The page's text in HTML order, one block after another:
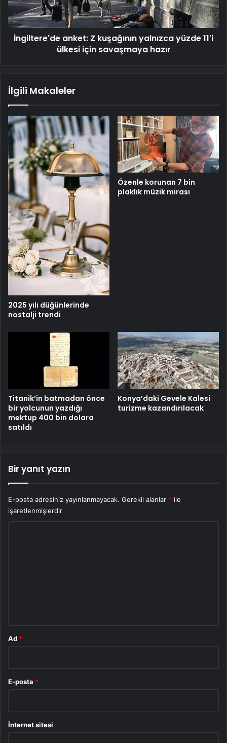
11'i
ülkesi
için
savaşmaya
İngiltere'de anket: Z kuşağının yalnızca yüzde 11'i
ülkesi için savaşmaya hazır
İlgili Makaleler
2025 yılı düğünlerinde
nostalji trendi
Özenle korunan 7 bin
plaklık müzik mirası
Titanik’in batmadan önce
bir yolcunun yazdığı
mektup 400 bin dolara
satıldı
Konya’daki Gevele Kalesi
turizme kazandırılacak
Bir yanıt yazın
E-posta adresiniz yayınlanmayacak. Gerekli alanlar * ile
işaretlenmişlerdir
Ad *
E-posta *
İnternet sitesi